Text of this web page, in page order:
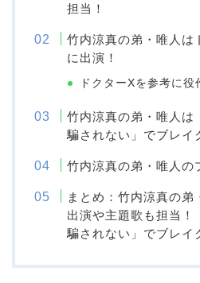
担当！
竹内涼真の弟・唯人は
に出演！
ドクターXを参考に役
竹内涼真の弟・唯人は
騙されない」でブレイ
竹内涼真の弟・唯人の
まとめ：竹内涼真の弟
出演や主題歌も担当！
騙されない」でブレイ